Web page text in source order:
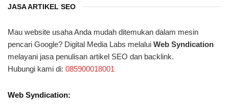
JASA ARTIKEL SEO
Mau website usaha Anda mudah ditemukan dalam mesin
pencari Google? Digital Media Labs melalui Web Syndication
melayani jasa penulisan artikel SEO dan backlink.
Hubungi kami di: 085900018001
Web Syndication: